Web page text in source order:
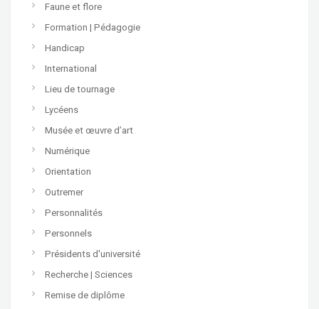
Faune et flore
Formation | Pédagogie
Handicap
International
Lieu de tournage
Lycéens
Musée et œuvre d’art
Numérique
Orientation
Outremer
Personnalités
Personnels
Présidents d'université
Recherche | Sciences
Remise de diplôme